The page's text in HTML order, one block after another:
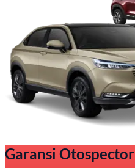
Garansi Otospector